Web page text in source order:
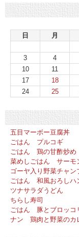
日
月
3
4
10
11
17
18
24
25
五目マーボー豆腐丼
ごはん プルコギ
ごはん 鶏の甘酢炒め
菜めしごはん サーモ
ゴーヤ入り野菜チャン
ごはん 和風おろしハ
ツナサラダうどん
ちらし寿司
ごはん 豚とブロッコ
ナン 鶏肉と野菜のカ